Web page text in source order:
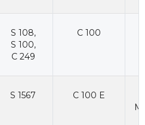
S 108,
S 100,
C 249
C 100
S 1567 C 100 E